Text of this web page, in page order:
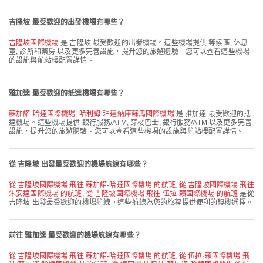
吉隆坡 最受歡迎的出發機場有哪些？
吉隆坡國際機場是 吉隆坡 最受歡迎的出發機場。這些機場提供 等候區, 休息
室, 診所和藥房 以及更多完善設施，提升您的旅遊體驗。您可以查看這些機場
的設施與航站樓配置詳情。
雅加達 最受歡迎的抵達機場有哪些？
蘇加諾-哈達國際機場, 哈利姆·珀達納庫蘇馬國際機場是 雅加達 最受歡迎的抵
達機場。這些機場提供 銀行服務/ATM, 穿梭巴士, 銀行服務/ATM 以及更多完善
設施，提升您的旅遊體驗。您可以查看這些機場的設施與航站樓配置詳情。
從 吉隆坡 出發最受歡迎的機場航線有哪些？
從 吉隆坡國際機場 飛往 蘇加諾-哈達國際機場 的航班,從 吉隆坡國際機場 飛往
朱安達國際機場 的航班 , 從 吉隆坡國際機場 飛往 伍拉·賴國際機場 的航班 是從
吉隆坡 出發最受歡迎的機場航線。這些航線為您的旅程提供便利的轉機選擇。
前往 雅加達 最受歡迎的機場航線有哪些？
從 吉隆坡國際機場 飛往 蘇加諾-哈達國際機場 的航班,從 伍拉·賴國際機場 飛